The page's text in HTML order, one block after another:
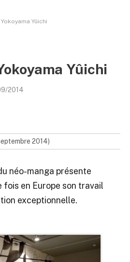
Yûichi
Yûichi
2014
2014)
néo-manga présente
fois en Europe son travail
exceptionnelle.